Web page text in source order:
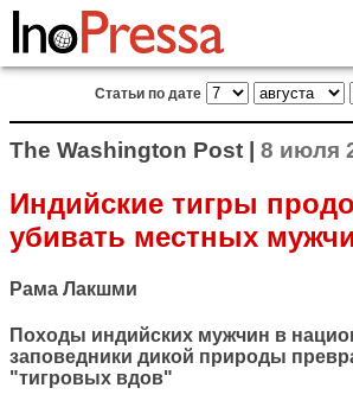
Статьи по дате
The Washington Post | 8 июля
Индийские тигры
убивать местных
Рама Лакшми
Походы индийских мужчин в
заповедники дикой природы
"тигровых вдов"